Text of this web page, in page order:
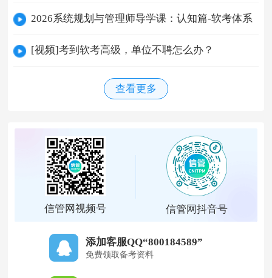
2026系统规划与管理师导学课：认知篇-软考体系
[视频]考到软考高级，单位不聘怎么办？
查看更多
信管网视频号 信管网抖音号
添加客服QQ“800184589”
免费领取备考资料